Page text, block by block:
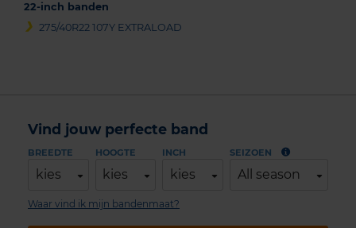
22-inch banden
275/40R22 107Y EXTRALOAD
Vind jouw perfecte band
BREEDTE
kies
HOOGTE
kies
INCH
kies
SEIZOEN
All season
Waar vind ik mijn bandenmaat?